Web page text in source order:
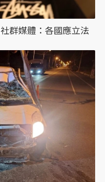
群媒體：各國應立法